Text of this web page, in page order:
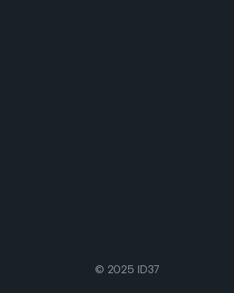
© 2025 ID37